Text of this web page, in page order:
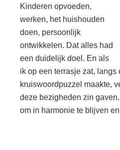
Kinderen opvoeden,
werken, het huishouden
doen, persoonlijk
ontwikkelen. Dat alles had
een duidelijk doel. En als
ik op een terrasje zat, langs
kruiswoordpuzzel maakte,
deze bezigheden zin
om in harmonie te blijven